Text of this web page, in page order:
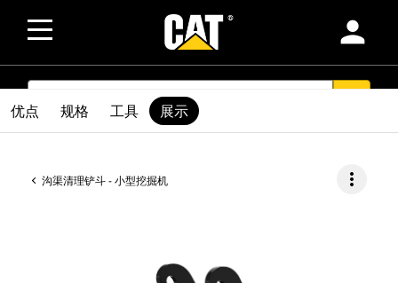
person
SEARCH
沟渠清理铲斗 - 小型挖掘机 more_vert
优点 规格 工具 展示